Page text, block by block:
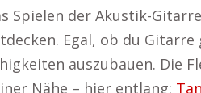
Spielen der Akustik-
Egal, ob du
auszubauen. Die
Nähe – hier entlang: